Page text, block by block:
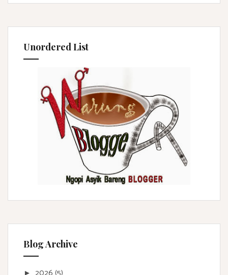
Unordered List
Blog Archive
►